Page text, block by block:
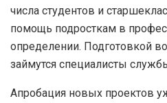
числа студентов и
помощь подросткам в
определении. Подготовкой
займутся специалисты
Апробация новых проектов